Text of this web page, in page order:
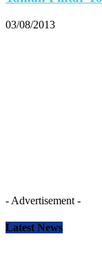
03/08/2013
- Advertisement -
Latest News